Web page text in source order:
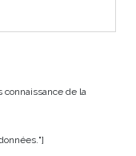
connaissance de la
"]